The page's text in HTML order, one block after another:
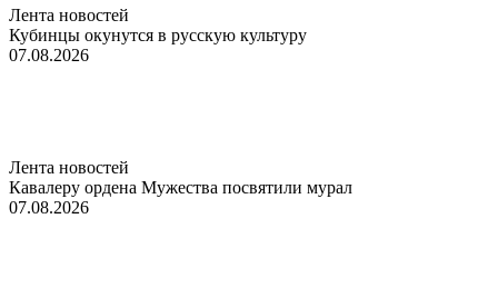
Лента новостей
Кубинцы окунутся в русскую культуру
07.08.2026
Лента новостей
Кавалеру ордена Мужества посвятили мурал
07.08.2026